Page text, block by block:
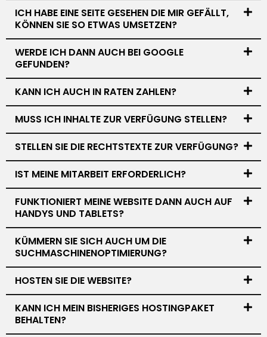
ICH HABE EINE SEITE GESEHEN DIE MIR GEFÄLLT,
KÖNNEN SIE SO ETWAS UMSETZEN?
WERDE ICH DANN AUCH BEI GOOGLE
GEFUNDEN?
KANN ICH AUCH IN RATEN ZAHLEN?
MUSS ICH INHALTE ZUR VERFÜGUNG STELLEN?
STELLEN SIE DIE RECHTSTEXTE ZUR VERFÜGUNG?
IST MEINE MITARBEIT ERFORDERLICH?
FUNKTIONIERT MEINE WEBSITE DANN AUCH AUF
HANDYS UND TABLETS?
KÜMMERN SIE SICH AUCH UM DIE
SUCHMASCHINENOPTIMIERUNG?
HOSTEN SIE DIE WEBSITE?
KANN ICH MEIN BISHERIGES HOSTINGPAKET
BEHALTEN?